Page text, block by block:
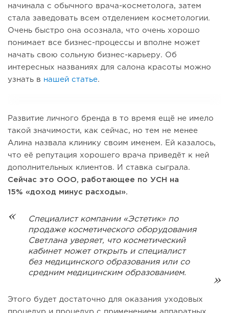
начинала с обычного врача-косметолога, затем
стала заведовать всем отделением косметологии.
Очень быстро она осознала, что очень хорошо
понимает все бизнес-процессы и вполне может
начать свою сольную бизнес-карьеру. Об
интересных названиях для салона красоты можно
узнать в нашей статье.
Развитие личного бренда в то время ещё не имело
такой значимости, как сейчас, но тем не менее
Алина назвала клинику своим именем. Ей казалось,
что её репутация хорошего врача приведёт к ней
дополнительных клиентов. И ставка сыграла.
Сейчас это ООО, работающее по УСН на
15% «доход минус расходы».
Специалист компании «Эстетик» по
продаже косметического оборудования
Светлана уверяет, что косметический
кабинет может открыть и специалист
без медицинского образования или со
средним медицинским образованием.
Этого будет достаточно для оказания уходовых
процедур и процедур с применением аппаратных